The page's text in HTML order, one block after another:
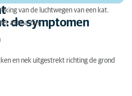
behandeling
van de luchtwegen van een kat.
de symptomen
astma zijn:
en nek uitgestrekt richting de grond